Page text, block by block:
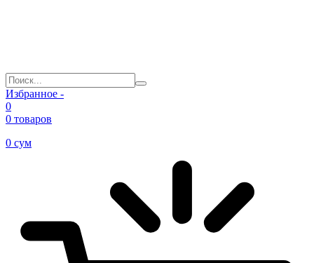
Избранное -
0
0 товаров
0 сум